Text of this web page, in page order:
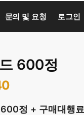
문의 및 요청 로그인
600정
정 + 구매대행료